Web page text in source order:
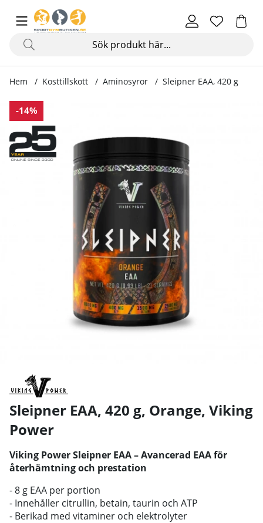
Hem Kosttillskott Aminosyror Sleipner EAA, 420 g
-14%
Produktbilder Sleipner EAA, 420 g
Sleipner EAA, 420 g, Orange, Viking
Power
Viking Power Sleipner EAA – Avancerad EAA för
återhämtning och prestation
- 8 g EAA per portion
- Innehåller citrullin, betain, taurin och ATP
- Berikad med vitaminer och elektrolyter